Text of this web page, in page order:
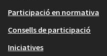
Participació en normativa
Consells de participació
Iniciatives